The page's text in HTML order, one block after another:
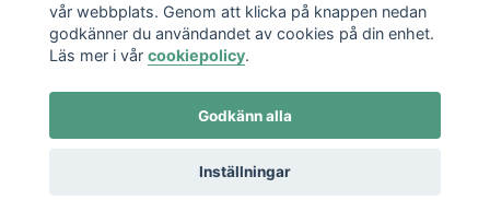
© 2026 SkyddsExperten.se
vår webbplats. Genom att klicka på knappen nedan
godkänner du användandet av cookies på din enhet.
Läs mer i vår cookiepolicy.
Godkänn alla
Inställningar